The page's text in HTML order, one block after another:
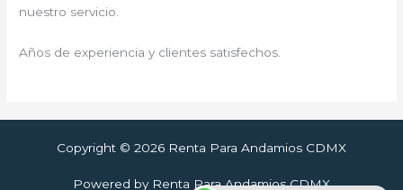
nuestro servicio.
Años de experiencia y clientes satisfechos.
Copyright © 2026 Renta Para Andamios CDMX
Powered by Renta Para Andamios CDMX